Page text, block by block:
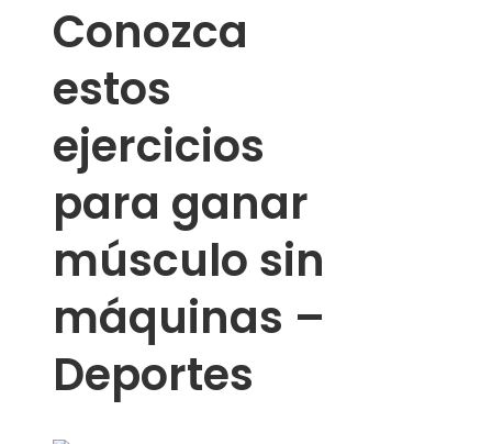
Conozca
estos
ejercicios
para ganar
músculo sin
máquinas –
Deportes